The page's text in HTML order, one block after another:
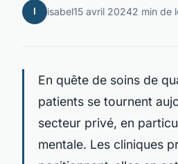
I isabel15 avril 20242 min de
En quête de soins de
patients se tournent
secteur privé, en
mentale. Les cliniques